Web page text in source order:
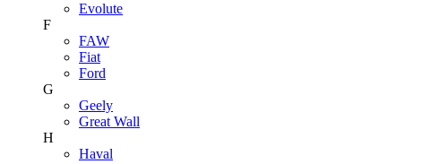
Evolute
F
FAW
Fiat
Ford
G
Geely
Great Wall
H
Haval